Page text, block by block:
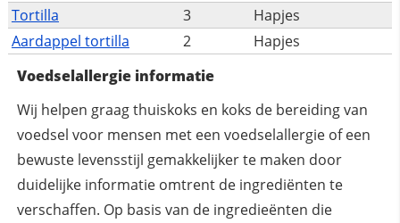
Tortilla
3
Hapjes
Aardappel tortilla
2
Hapjes
Voedselallergie informatie
Wij helpen graag thuiskoks en koks de bereiding van
voedsel voor mensen met een voedselallergie of een
bewuste levensstijl gemakkelijker te maken door
duidelijke informatie omtrent de ingrediënten te
verschaffen. Op basis van de ingredieënten die